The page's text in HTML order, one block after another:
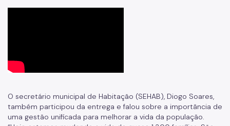
O secretário municipal de Habitação (SEHAB), Diogo Soares,
também participou da entrega e falou sobre a importância de
uma gestão unificada para melhorar a vida da população.